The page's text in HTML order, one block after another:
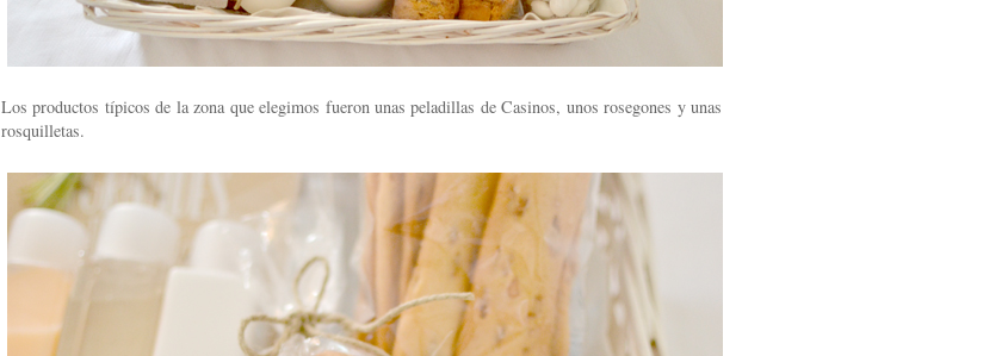
Los productos típicos de la zona que elegimos fueron unas peladillas de Casinos, unos rosegones y unas
rosquilletas.